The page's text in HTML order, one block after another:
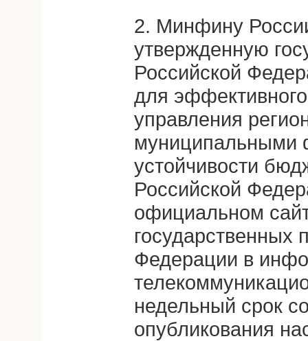
2. Минфину
утвержденную
Российской
для эффективного
управления
муниципальными
устойчивости
Российской
официальном
государственных
Федерации в
недельный срок
опубликования